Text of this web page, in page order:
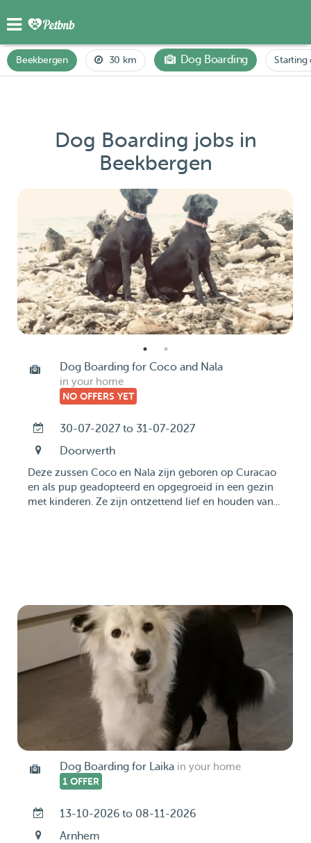
Beekbergen 30 km Dog Boarding Starting
Dog Boarding jobs in
Beekbergen
Dog Boarding for Coco and Nala
in your home
NO OFFERS YET
30-07-2027 to 31-07-2027
Doorwerth
Deze zussen Coco en Nala zijn geboren op Curacao
en als pup geadopteerd en opgegroeid in een gezin
met kinderen. Ze zijn ontzettend lief en houden van...
Dog Boarding for Laika in your home
1 OFFER
13-10-2026 to 08-11-2026
Arnhem